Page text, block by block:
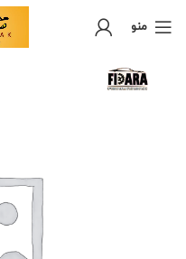
منو